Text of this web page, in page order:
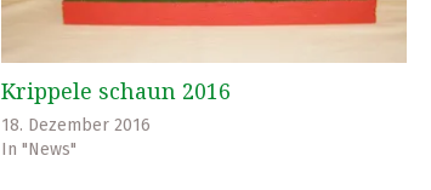
Krippele schaun 2016
18. Dezember 2016
In "News"